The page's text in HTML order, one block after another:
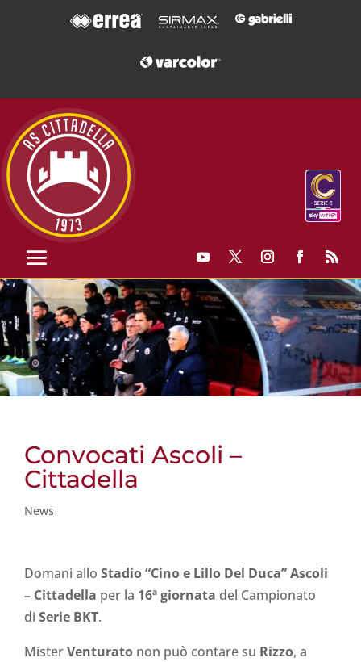
Convocati Ascoli –
Cittadella
News
Domani allo Stadio “Cino e Lillo Del Duca” Ascoli
– Cittadella per la 16ª giornata del Campionato
di Serie BKT.
MisterVenturato non può contare su Rizzo, a